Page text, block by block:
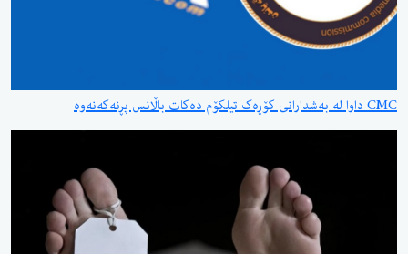
CMC داوا لە بەشدارانی کۆڕەک تیلکۆم دەکات باڵانس پڕنەکەنەوە